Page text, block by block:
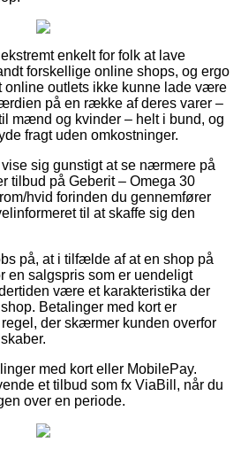
enkelt for folk at lave
forskellige online shops, og ergo
online outlets ikke kunne lade være
på en række af deres varer –
mænd og kvinder – helt i bund, og
fragt uden omkostninger.
sig gunstigt at se nærmere på
tilbud på Geberit – Omega 30
hvid forinden du gennemfører
til at skaffe sig den
på, at i tilfælde af at en shop på
en salgspris som er uendeligt
være et karakteristika der
Betalinger med kort er
der skærmer kunden overfor
med kort eller MobilePay.
et tilbud som fx ViaBill, når du
over en periode.